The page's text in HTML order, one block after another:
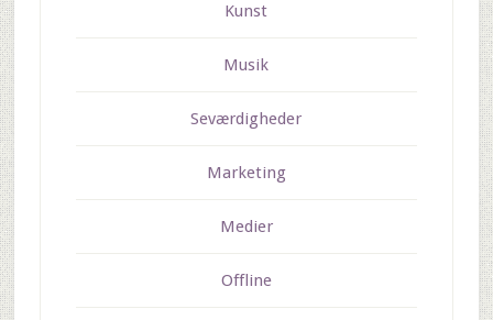
Kunst
Musik
Seværdigheder
Marketing
Medier
Offline